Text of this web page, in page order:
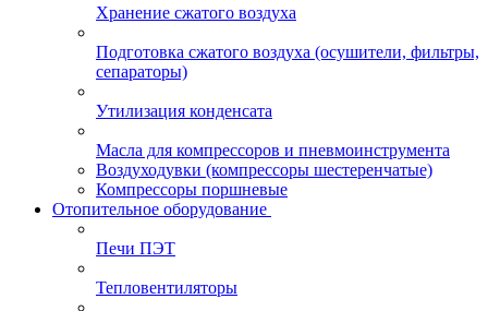
Хранение сжатого воздуха
Подготовка сжатого воздуха (осушители, фильтры,
сепараторы)
Утилизация конденсата
Масла для компрессоров и пневмоинструмента
Воздуходувки (компрессоры шестеренчатые)
Компрессоры поршневые
Отопительное оборудование
Печи ПЭТ
Тепловентиляторы